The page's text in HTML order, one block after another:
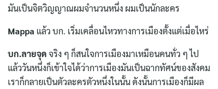
มันเป็นจิตวิญญาณผมจำนวนหนึ่ง ผมเป็นนักละคร
Mappa แล้ว บก. เริ่มเคลื่อนไหวทางการเมืองตั้งแต่เมื่อไหร่
บก.ลายจุด จริง ๆ ก็สนใจการเมืองมาเหมือนคนทั่ว ๆ ไป
แล้ววันหนึ่งก็เข้าใจได้ว่าการเมืองมันเป็นฉากทัศน์ของสังคม
เราก็กลายเป็นตัวละครตัวหนึ่งในนั้น ดังนั้นการเมืองก็มีผล